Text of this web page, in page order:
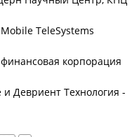
TeleSystems
корпорация
и Девриент Технология -